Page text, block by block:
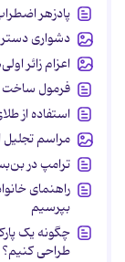
پادزهر اضطراب
دشواری
اعزام زائر
فرمول ساخت
استفاده از
مراسم تجلیل
ترامپ در
راهنمای
بپرسیم
چگونه یک
طراحی کنیم؟